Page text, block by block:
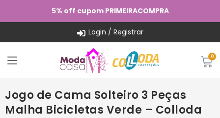
5% off cupom PRIMEIRACOMPRA
Login / Registrar
Jogo de Cama Solteiro 3 Peças
Malha Bicicletas Verde – Colloda